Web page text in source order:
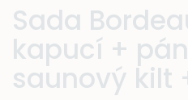
Sada
kapucí +
saunový kilt